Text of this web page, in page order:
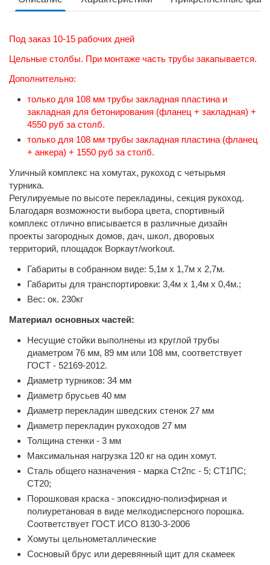
Под заказ 10-15 рабочих дней
Цельные столбы. При монтаже часть трубы закапывается.
Дополнительно:
только для 108 мм трубы закладная пластина и
закладная для бетонирования (фланец + закладная) +
4550 руб за столб.
только для 108 мм трубы закладная пластина (фланец
+ анкера) + 1550 руб за столб.
Уличный комплекс на хомутах, рукоход с четырьмя
турника.
Регулируемые по высоте перекладины, секция рукоход.
Благодаря возможности выбора цвета, спортивный
комплекс отлично вписывается в различные дизайн
проекты загородных домов, дач, школ, дворовых
территорий, площадок Воркаут/workout.
Габариты в собранном виде: 5,1м х 1,7м х 2,7м.
Габариты для транспортировки: 3,4м х 1,4м х 0,4м.;
Вес: ок. 230кг
Материал основных частей:
Несущие стойки выполнены из круглой трубы
диаметром 76 мм, 89 мм или 108 мм, соответствует
ГОСТ - 52169-2012.
Диаметр турников: 34 мм
Диаметр брусьев 40 мм
Диаметр перекладин шведских стенок 27 мм
Диаметр перекладин рукоходов 27 мм
Толщина стенки - 3 мм
Максимальная нагрузка 120 кг на один хомут.
Сталь общего назначения - марка Ст2пс - 5; СТ1ПС;
СТ20;
Порошковая краска - эпоксидно-полиэфирная и
полиуретановая в виде мелкодисперсного порошка.
Соответствует ГОСТ ИСО 8130-3-2006
Хомуты цельнометаллические
Сосновый брус или деревянный щит для скамеек